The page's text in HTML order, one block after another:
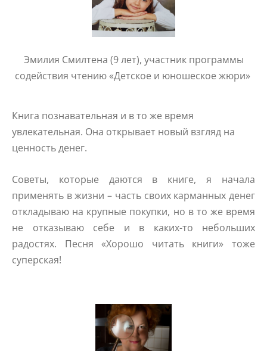
Эмилия Смилтена (9 лет), участник программы
содействия чтению «Детское и юношеское жюри»
Книга познавательная и в то же время
увлекательная. Она открывает новый взгляд на
ценность денег.
Советы, которые даются в книге, я начала
применять в жизни – часть своих карманных денег
откладываю на крупные покупки, но в то же время
не отказываю себе и в каких-то небольших
радостях. Песня «Хорошо читать книги» тоже
суперская!